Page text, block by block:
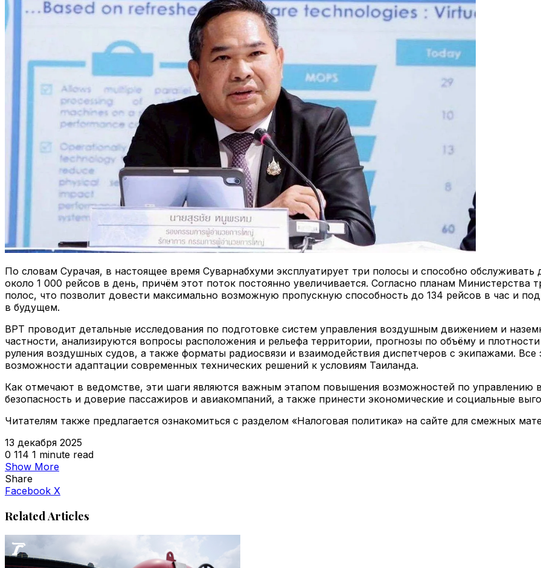
По словам Сурачая, в настоящее время Суварнабхуми эксплуатирует три полосы и способно
около 1 000 рейсов в день, причём этот поток постоянно увеличивается. Согласно планам Министерства
полос, что позволит довести максимально возможную пропускную способность до 134 рейсов в час и
в будущем.
ВРТ проводит детальные исследования по подготовке систем управления воздушным движением и
частности, анализируются вопросы расположения и рельефа территории, прогнозы по объёму и
руления воздушных судов, а также форматы радиосвязи и взаимодействия диспетчеров с экипажами.
возможности адаптации современных технических решений к условиям Таиланда.
Как отмечают в ведомстве, эти шаги являются важным этапом повышения возможностей по
безопасность и доверие пассажиров и авиакомпаний, а также принести экономические и социальные
Читателям также предлагается ознакомиться с разделом «Налоговая политика» на сайте для смежных
13 декабря 2025
0 114 1 minute read
Show More
Share
Facebook X
Related Articles